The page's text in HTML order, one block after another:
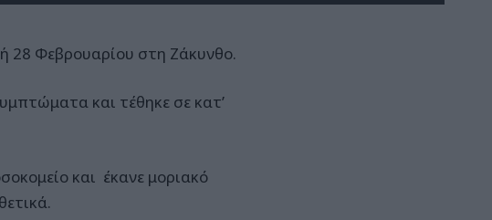
28 Φεβρουαρίου στη Ζάκυνθο.
και τέθηκε σε κατ’
και έκανε μοριακό